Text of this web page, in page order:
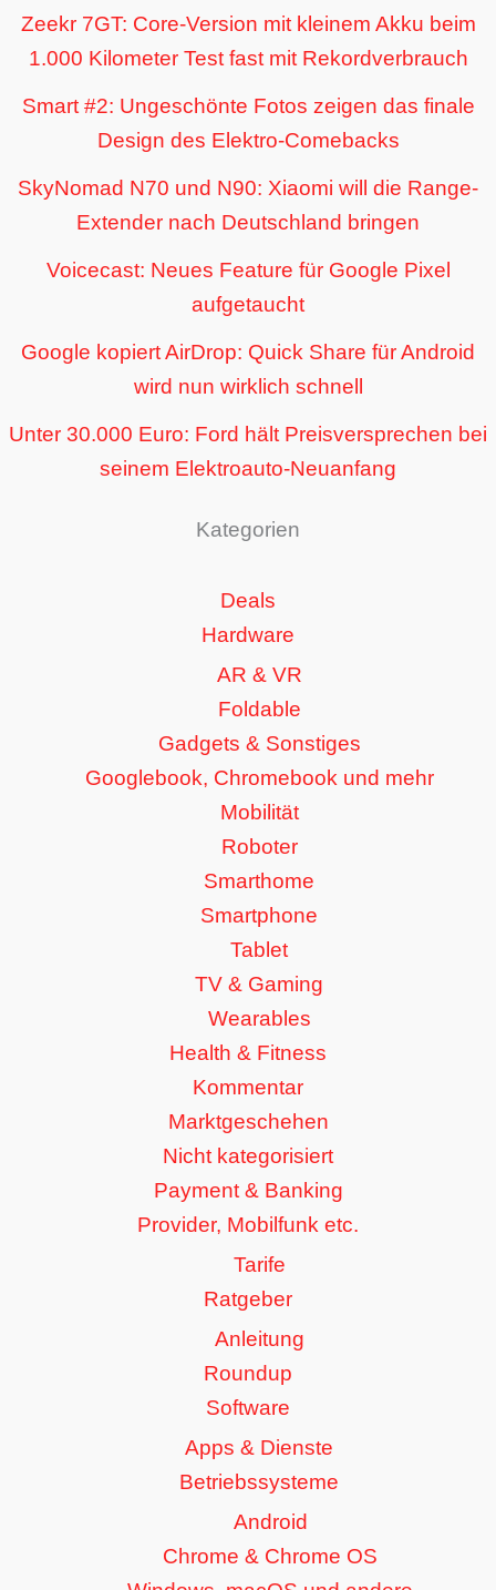
Zeekr 7GT: Core-Version mit kleinem Akku beim
1.000 Kilometer Test fast mit Rekordverbrauch
Smart #2: Ungeschönte Fotos zeigen das finale
Design des Elektro-Comebacks
SkyNomad N70 und N90: Xiaomi will die Range-
Extender nach Deutschland bringen
Voicecast: Neues Feature für Google Pixel
aufgetaucht
Google kopiert AirDrop: Quick Share für Android
wird nun wirklich schnell
Unter 30.000 Euro: Ford hält Preisversprechen bei
seinem Elektroauto-Neuanfang
Kategorien
Deals
Hardware
AR & VR
Foldable
Gadgets & Sonstiges
Googlebook, Chromebook und mehr
Mobilität
Roboter
Smarthome
Smartphone
Tablet
TV & Gaming
Wearables
Health & Fitness
Kommentar
Marktgeschehen
Nicht kategorisiert
Payment & Banking
Provider, Mobilfunk etc.
Tarife
Ratgeber
Anleitung
Roundup
Software
Apps & Dienste
Betriebssysteme
Android
Chrome & Chrome OS